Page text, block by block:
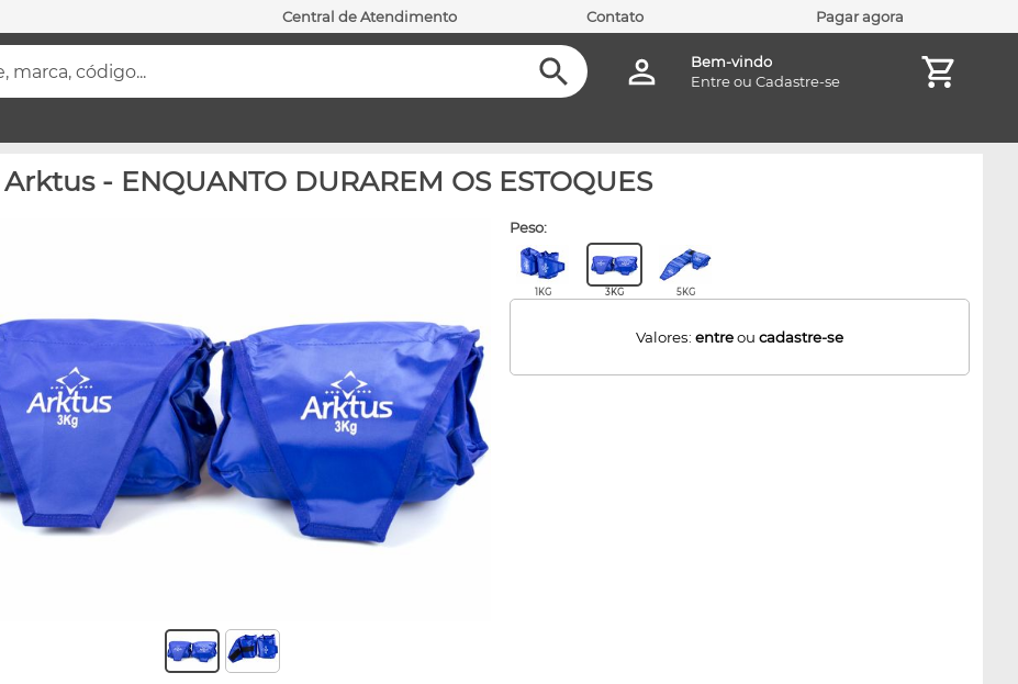
Central de Atendimento Contato Pagar agora
marca, código...
Bem-vindo
Entreou Cadastre-se
- ENQUANTO DURAREM OS ESTOQUES
peso:
1KG 3KG 5KG
Valores:entreoucadastre-se